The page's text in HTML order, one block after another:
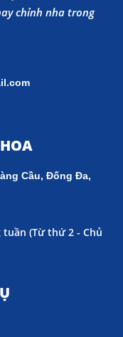
chỉnh nha trong
Cầu, Đống Đa,
tuần (Từ thứ 2 - Chủ